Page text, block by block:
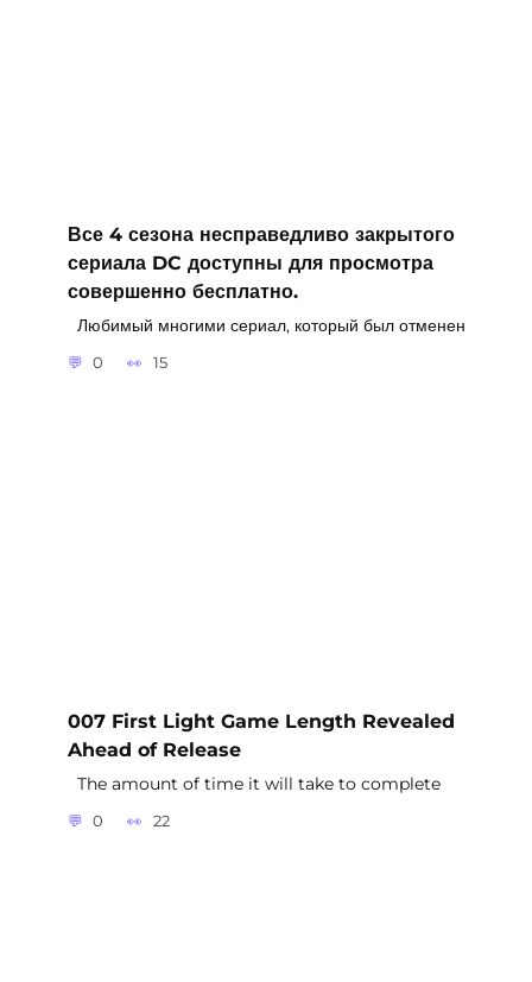
Все 4 сезона несправедливо закрытого
сериала DC доступны для просмотра
совершенно бесплатно.
Любимый многими сериал, который был отменен
0 15
007 First Light Game Length Revealed
Ahead of Release
The amount of time it will take to complete
0 22